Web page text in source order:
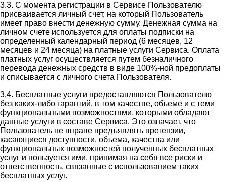
3.3. С момента регистрации в Сервисе Пользователю
присваивается личный счет, на который Пользователь
имеет право внести денежную сумму. Денежная сумма на
личном счете используется для оплаты подписки на
определенный календарный период (6 месяцев, 12
месяцев и 24 месяца) на платные услуги Сервиса. Оплата
платных услуг осуществляется путем безналичного
перевода денежных средств в виде 100%-ной предоплаты
и списывается с личного счета Пользователя.
3.4. Бесплатные услуги предоставляются Пользователю
без каких-либо гарантий, в том качестве, объеме и с теми
функциональными возможностями, которыми обладают
данные услуги в составе Сервиса. Это означает, что
Пользователь не вправе предъявлять претензии,
касающиеся доступности, объема, качества или
функциональных возможностей полученных бесплатных
услуг и пользуется ими, принимая на себя все риски и
ответственность, связанные с использованием таких
бесплатных услуг.